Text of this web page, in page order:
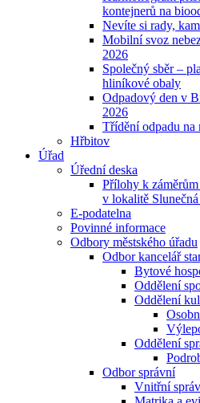
kontejnerů na
Nevíte si rady,
Mobilní svoz
2026
Společný sběr –
hliníkové obaly
Odpadový den v
2026
Třídění odpadu na
Hřbitov
Úřad
Úřední deska
Přílohy k
v lokalitě
E-podatelna
Povinné informace
Odbory městského úřadu
Odbor kancelář
Bytové
Oddělení
Oddělení
Oddělení
Odbor správní
Vnitřní